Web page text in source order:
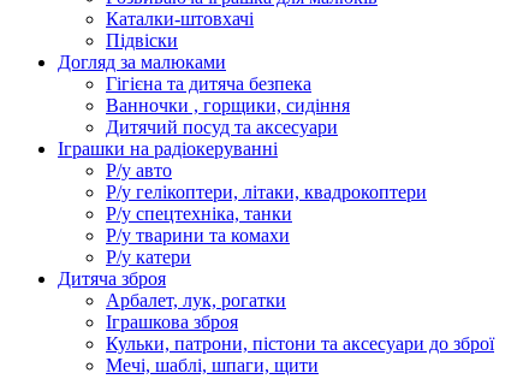
Каталки-штовхачі
Підвіски
Догляд за малюками
Гігієна та дитяча безпека
Ванночки , горщики, сидіння
Дитячий посуд та аксесуари
Іграшки на радіокеруванні
Р/у авто
Р/у гелікоптери, літаки, квадрокоптери
Р/у спецтехніка, танки
Р/у тварини та комахи
Р/у катери
Дитяча зброя
Арбалет, лук, рогатки
Іграшкова зброя
Кульки, патрони, пістони та аксесуари до зброї
Мечі, шаблі, шпаги, щити